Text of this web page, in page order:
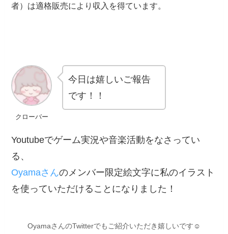
者）は適格販売により収入を得ています。
クローバー
今日は嬉しいご報告
です！！
Youtubeでゲーム実況や音楽活動をなさってい
る、
Oyamaさんのメンバー限定絵文字に私のイラスト
を使っていただけることになりました！
OyamaさんのTwitterでもご紹介いただき嬉しいです☺️